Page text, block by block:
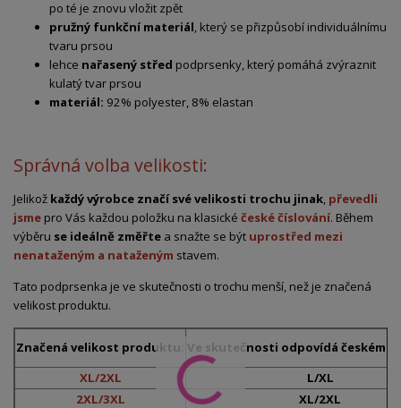
po té je znovu vložit zpět
pružný funkční materiál, který se přizpůsobí individuálnímu
tvaru prsou
lehce nařasený střed podprsenky, který pomáhá zvýraznit
kulatý tvar prsou
materiál: 92% polyester, 8% elastan
Správná volba velikosti:
Jelikož každý výrobce značí své velikosti trochu jinak, převedli
jsme pro Vás každou položku na klasické české číslování. Během
výběru se ideálně změřte a snažte se být uprostřed mezi
nenataženým a nataženým stavem.
Tato podprsenka je ve skutečnosti o trochu menší, než je značená
velikost produktu.
Značená velikost produktu: Ve skutečnosti odpovídá českému
XL/2XL
L/XL
2XL/3XL
XL/2XL